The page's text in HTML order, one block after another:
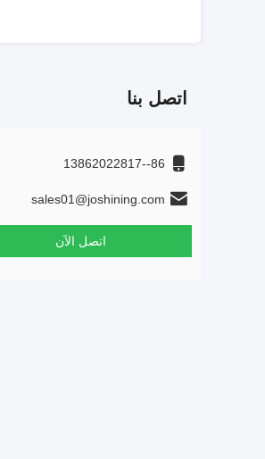
اتصل بنا
86--13862022817
sales01@joshining.com
اتصل الآن